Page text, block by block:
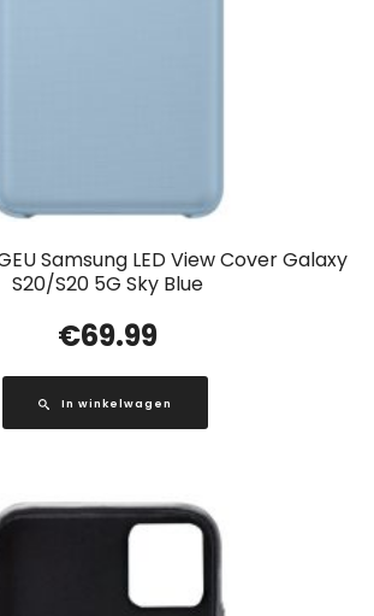
Samsung LED View Cover Galaxy
S20/S20 5G Sky Blue
€69.99
In winkelwagen